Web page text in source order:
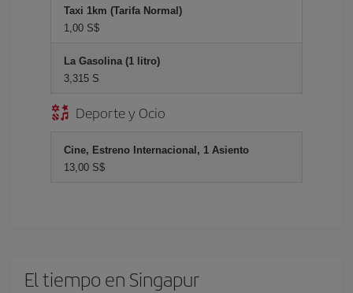
Taxi 1km (Tarifa Normal)
1,00 S$
La Gasolina (1 litro)
3,315 S
Deporte y Ocio
Cine, Estreno Internacional, 1 Asiento
13,00 S$
El tiempo en Singapur